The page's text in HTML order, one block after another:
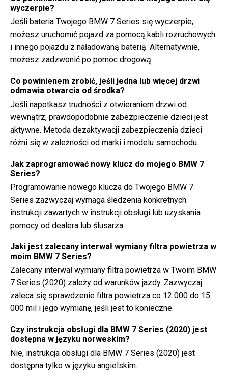
wyczerpie?
Jeśli bateria Twojego BMW 7 Series się wyczerpie,
możesz uruchomić pojazd za pomocą kabli rozruchowych
i innego pojazdu z naładowaną baterią. Alternatywnie,
możesz zadzwonić po pomoc drogową.
Co powinienem zrobić, jeśli jedna lub więcej drzwi
odmawia otwarcia od środka?
Jeśli napotkasz trudności z otwieraniem drzwi od
wewnątrz, prawdopodobnie zabezpieczenie dzieci jest
aktywne. Metoda dezaktywacji zabezpieczenia dzieci
różni się w zależności od marki i modelu samochodu.
Jak zaprogramować nowy klucz do mojego BMW 7
Series?
Programowanie nowego klucza do Twojego BMW 7
Series zazwyczaj wymaga śledzenia konkretnych
instrukcji zawartych w instrukcji obsługi lub uzyskania
pomocy od dealera lub ślusarza.
Jaki jest zalecany interwał wymiany filtra powietrza w
moim BMW 7 Series?
Zalecany interwał wymiany filtra powietrza w Twoim BMW
7 Series (2020) zależy od warunków jazdy. Zazwyczaj
zaleca się sprawdzenie filtra powietrza co 12 000 do 15
000 mil i jego wymianę, jeśli jest to konieczne.
Czy instrukcja obsługi dla BMW 7 Series (2020) jest
dostępna w języku norweskim?
Nie, instrukcja obsługi dla BMW 7 Series (2020) jest
dostępna tylko w języku angielskim.